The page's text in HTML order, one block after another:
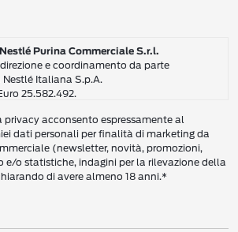
privacy
Purina Commerciale S.r.l.
e coordinamento da parte
Italiana S.p.A.
25.582.492.
I.V.A. 10805410965
acconsento espressamente al
dati personali per finalità di marketing da
(newsletter, novità, promozioni,
e/o statistiche, indagini per la rilevazione della
di avere almeno 18 anni.*